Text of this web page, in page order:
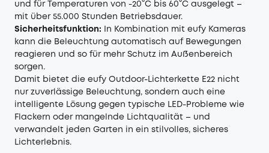
und für Temperaturen von -20°C bis 60°C ausgelegt –
mit über 55.000 Stunden Betriebsdauer.
Sicherheitsfunktion: In Kombination mit eufy Kameras
kann die Beleuchtung automatisch auf Bewegungen
reagieren und so für mehr Schutz im Außenbereich
sorgen.
Damit bietet die eufy Outdoor-Lichterkette E22 nicht
nur zuverlässige Beleuchtung, sondern auch eine
intelligente Lösung gegen typische LED-Probleme wie
Flackern oder mangelnde Lichtqualität – und
verwandelt jeden Garten in ein stilvolles, sicheres
Lichterlebnis.